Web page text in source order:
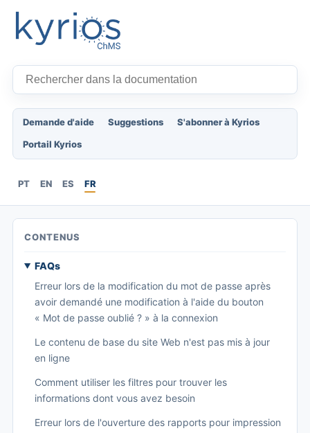
Demande d'aide Suggestions
S'abonner à Kyrios
Portail Kyrios
PT EN ES FR
CONTENUS
FAQs
Erreur lors de la modification du mot de passe après
avoir demandé une modification à l'aide du bouton
« Mot de passe oublié ? » à la connexion
Le contenu de base du site Web n'est pas mis à jour
en ligne
Comment utiliser les filtres pour trouver les
informations dont vous avez besoin
Erreur lors de l'ouverture des rapports pour impression